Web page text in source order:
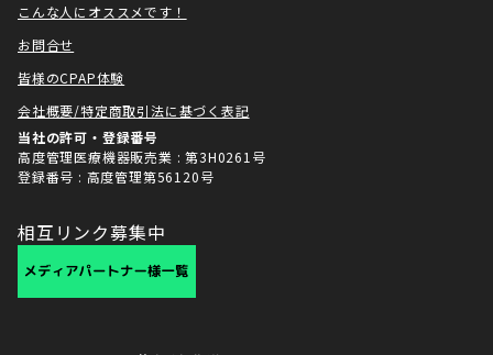
こんな人にオススメです！
お問合せ
皆様のCPAP体験
会社概要/特定商取引法に基づく表記
当社の許可・登録番号
高度管理医療機器販売業 : 第3H0261号
登録番号 : 高度管理第56120号
相互リンク募集中